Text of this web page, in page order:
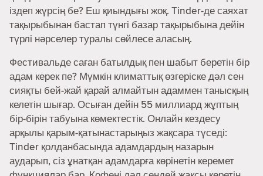
іздеп жүрсің бе? Еш қиындығы жоқ. Tinder-де саяхат
тақырыбынан бастап түнгі базар тақырыбына дейін
түрлі нәрселер туралы сөйлесе аласың.
Фестивальде саған батылдық пен шабыт беретін бір
адам керек пе? Мүмкін климаттық өзгеріске дәл сен
сияқты бей-жай қарай алмайтын адаммен танысқың
келетін шығар. Осыған дейін 55 миллиард жұптың
бір-бірін табуына көмектестік. Онлайн кездесу
арқылы қарым-қатынастарыңыз жақсара түседі:
Tinder қолданбасында адамдардың назарын
аударып, сіз ұнатқан адамдарға көрінетін керемет